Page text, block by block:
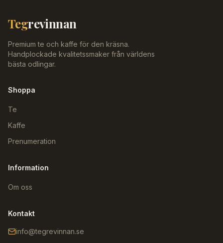
Tegrevinnan
Premium te och kaffe för den kräsna.
Handplockade kvalitetssmaker från världens
bästa odlingar.
Shoppa
Te
Kaffe
Prenumeration
Information
Om oss
Kontakt
info@tegrevinnan.se